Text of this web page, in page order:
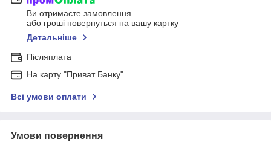
Ви отримаєте замовлення
або гроші повернуться на вашу картку
Детальніше
Післяплата
На карту "Приват Банку"
Всі умови оплати
Умови повернення